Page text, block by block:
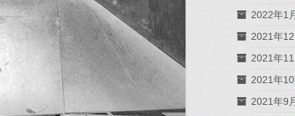
2022年1
2021年12
2021年11
2021年10
2021年9